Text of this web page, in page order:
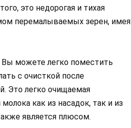
это недорогая и тихая
перемалываемых зерен, имея
Вы можете легко поместить
с очисткой после
Это легко очищаемая
как из насадок, так и из
является плюсом.